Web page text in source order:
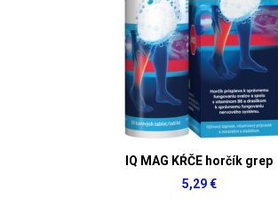
IQ MAG KŔČE horčík grep
5,29 €